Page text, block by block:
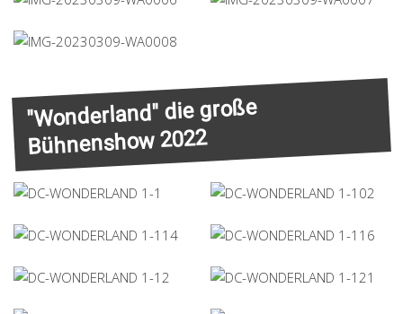
"Wonderland" die große
Bühnenshow 2022